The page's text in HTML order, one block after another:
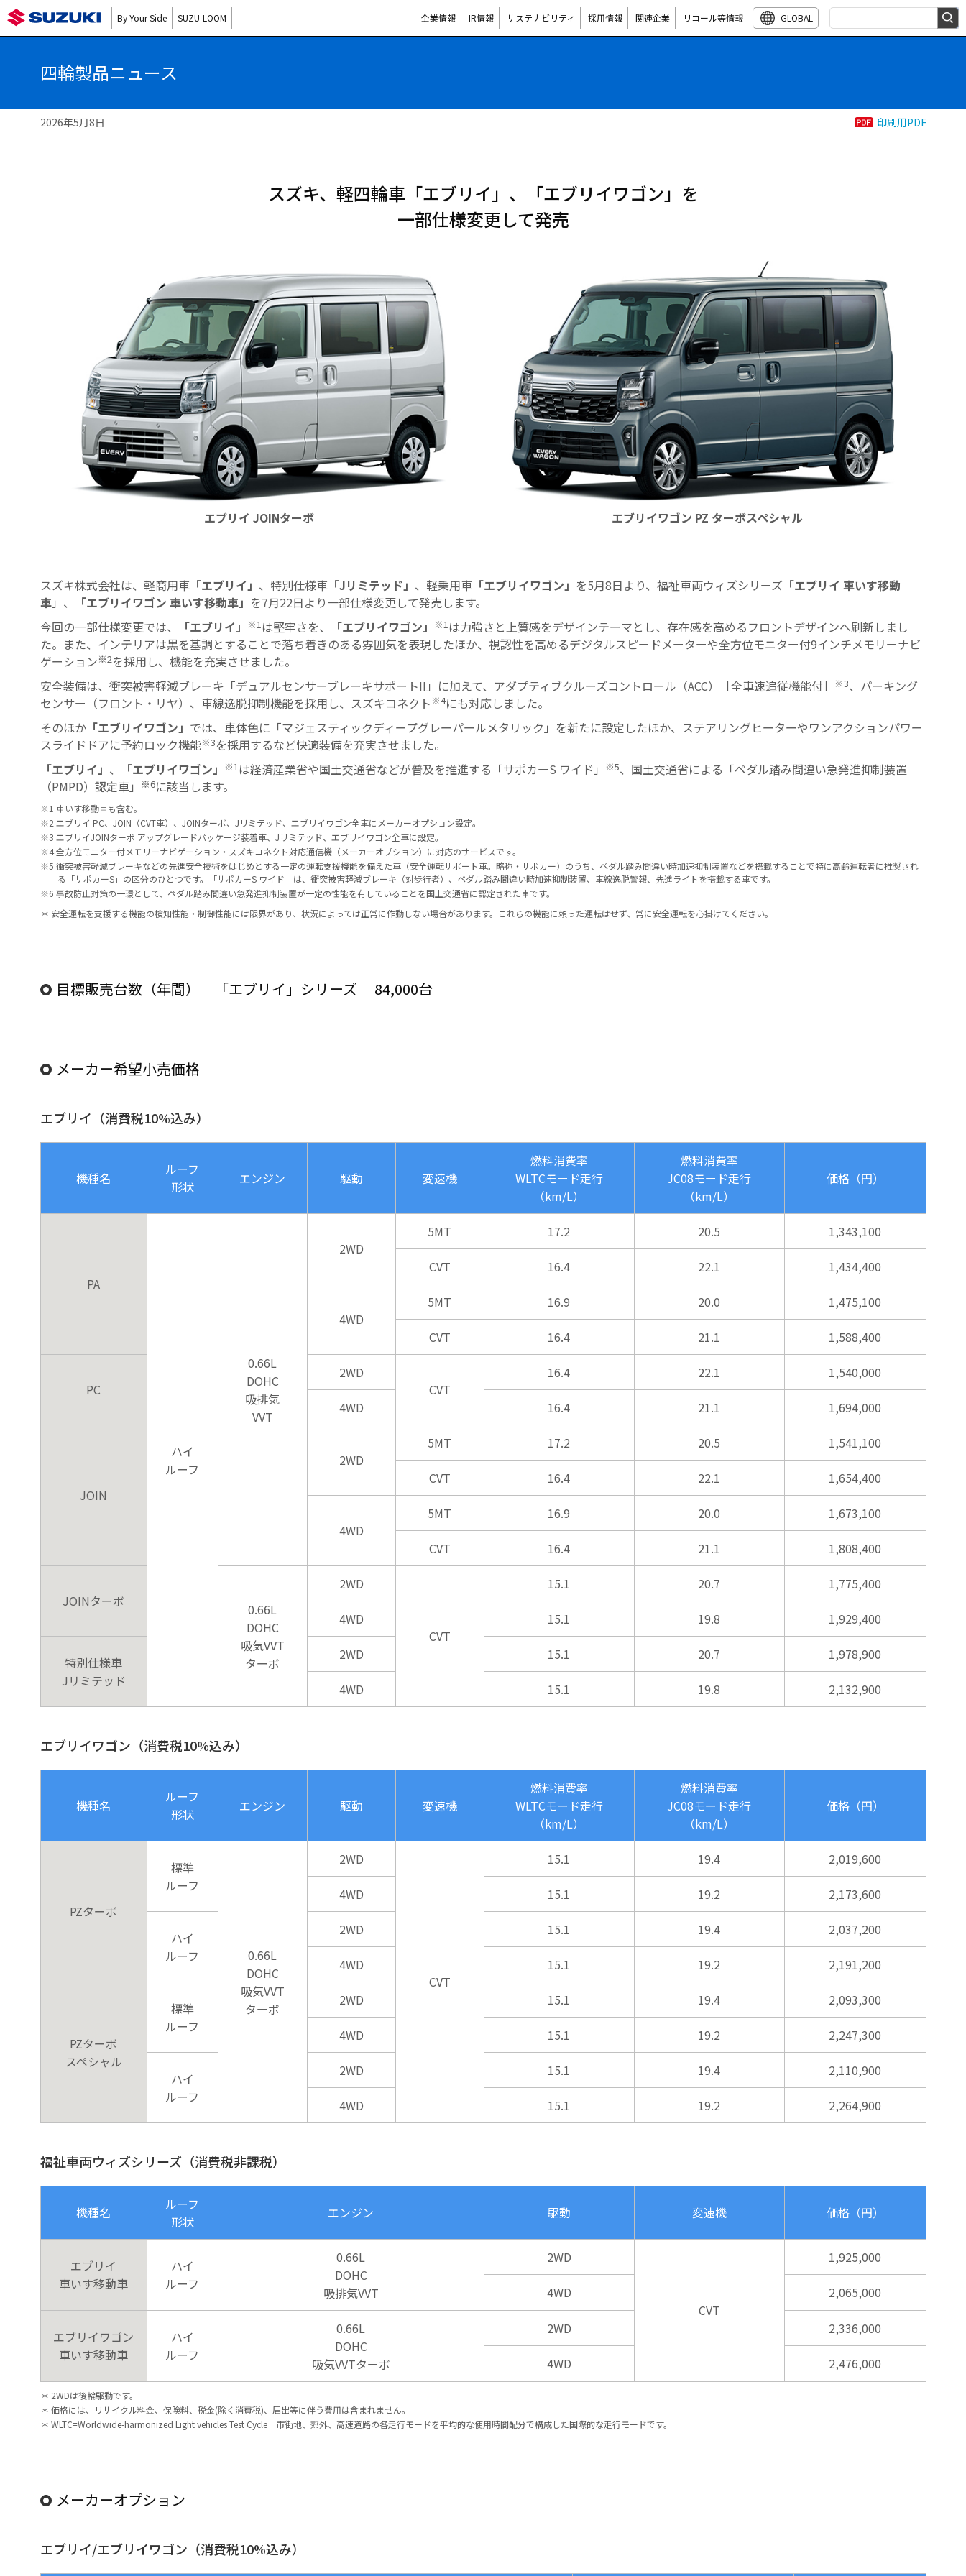
By Your Side SUZU-LOOM 企業情報 IR情報 サステナビリティ 採用情報 関連企業 リコール等情報 GLOBAL
四輪製品ニュース
2026年5月8日 印刷用PDF
スズキ、軽四輪車「エブリイ」、「エブリイワゴン」を
一部仕様変更して発売
エブリイ JOINターボ エブリイワゴン PZ ターボスペシャル
スズキ株式会社は、軽商用車「エブリイ」 、特別仕様車「Jリミテッド」 、軽乗用車「エブリイワゴン」 を5月8日より、福祉車両ウィズシリーズ 「エブリイ 車いす移動
車」、 「エブリイワゴン 車いす移動車」 を7月22日より一部仕様変更して発売します。
今回の一部仕様変更では、
「エブリイ」 ※1は堅牢さを、 「エブリイワゴン」 ※1は力強さと上質感をデザインテーマとし、存在感を高めるフロントデザインへ刷新しまし
た。また、インテリアは黒を基調とすることで落ち着きのある雰囲気を表現したほか、視認性を高めるデジタルスピードメーターや全方位モニター付9インチメモリーナビ
ゲーション※2を採用し、機能を充実させました。
安全装備は、衝突被害軽減ブレーキ「デュアルセンサーブレーキサポートII」に加えて、アダプティブクルーズコントロール（ACC）［全車速追従機能付］
※3、パーキング
センサー（フロント・リヤ）、車線逸脱抑制機能を採用し、スズキコネクト ※4にも対応しました。
そのほか「エブリイワゴン」 では、車体色に「マジェスティックディープグレーパールメタリック」を新たに設定したほか、ステアリングヒーターやワンアクションパワー
スライドドアに予約ロック機能※3を採用するなど快適装備を充実させました。
「エブリイ」 、 「エブリイワゴン」 ※1は経済産業省や国土交通省などが普及を推進する「サポカーS ワイド」 ※5、国土交通省による「ペダル踏み間違い急発進抑制装置
（PMPD）認定車」
※6に該当します。
※1 車いす移動車も含む。
※2 エブリイ PC、JOIN（CVT車）、JOINターボ、Jリミテッド、エブリイワゴン全車にメーカーオプション設定。
※3 エブリイJOINターボ アップグレードパッケージ装着車、Jリミテッド、エブリイワゴン全車に設定。
※4 全方位モニター付メモリーナビゲーション・スズキコネクト対応通信機（メーカーオプション）に対応のサービスです。
※5 衝突被害軽減ブレーキなどの先進安全技術をはじめとする一定の運転支援機能を備えた車（安全運転サポート車。略称・サポカー）のうち、ペダル踏み間違い時加速抑制装置などを搭載することで特に高齢運転者に推奨され
る「サポカーS」の区分のひとつです。「サポカーS ワイド」は、衝突被害軽減ブレーキ（対歩行者）、ペダル踏み間違い時加速抑制装置、車線逸脱警報、先進ライトを搭載する車です。
※6 事故防止対策の一環として、ペダル踏み間違い急発進抑制装置が一定の性能を有していることを国土交通省に認定された車です。
＊ 安全運転を支援する機能の検知性能・制御性能には限界があり、状況によっては正常に作動しない場合があります。これらの機能に頼った運転はせず、常に安全運転を心掛けてください。
目標販売台数（年間） 「エブリイ」シリーズ 84,000台
メーカー希望小売価格
エブリイ（消費税10%込み）
機種名
ルーフ
形状
エンジン 駆動 変速機
燃料消費率
WLTCモード走行
（km/L）
燃料消費率
JC08モード走行
（km/L）
価格（円）
PA
ハイ
ルーフ
0.66L
DOHC
吸排気
VVT
2WD
5MT 17.2 20.5 1,343,100
CVT 16.4 22.1 1,434,400
4WD
5MT 16.9 20.0 1,475,100
CVT 16.4 21.1 1,588,400
PC
2WD
CVT
16.4 22.1 1,540,000
4WD 16.4 21.1 1,694,000
JOIN
2WD
5MT 17.2 20.5 1,541,100
CVT 16.4 22.1 1,654,400
4WD
5MT 16.9 20.0 1,673,100
CVT 16.4 21.1 1,808,400
JOINターボ
0.66L
DOHC
吸気VVT
ターボ
2WD
CVT
15.1 20.7 1,775,400
4WD 15.1 19.8 1,929,400
特別仕様車
Jリミテッド
2WD 15.1 20.7 1,978,900
4WD 15.1 19.8 2,132,900
エブリイワゴン（消費税10%込み）
機種名
ルーフ
形状
エンジン 駆動 変速機
燃料消費率
WLTCモード走行
（km/L）
燃料消費率
JC08モード走行
（km/L）
価格（円）
PZターボ
標準
ルーフ
0.66L
DOHC
吸気VVT
ターボ
2WD
CVT
15.1 19.4 2,019,600
4WD 15.1 19.2 2,173,600
ハイ
ルーフ
2WD 15.1 19.4 2,037,200
4WD 15.1 19.2 2,191,200
PZターボ
スペシャル
標準
ルーフ
2WD 15.1 19.4 2,093,300
4WD 15.1 19.2 2,247,300
ハイ
ルーフ
2WD 15.1 19.4 2,110,900
4WD 15.1 19.2 2,264,900
福祉車両ウィズシリーズ（消費税非課税）
機種名
ルーフ
形状
エンジン 駆動 変速機 価格（円）
エブリイ
車いす移動車
ハイ
ルーフ
0.66L
DOHC
吸排気VVT
2WD
CVT
1,925,000
4WD 2,065,000
エブリイワゴン
車いす移動車
ハイ
ルーフ
0.66L
DOHC
吸気VVTターボ
2WD 2,336,000
4WD 2,476,000
＊ 2WDは後輪駆動です。
＊ 価格には、リサイクル料金、保険料、税金(除く消費税)、届出等に伴う費用は含まれません。
＊ WLTC=Worldwide-harmonized Light vehicles Test Cycle 市街地、郊外、高速道路の各走行モードを平均的な使用時間配分で構成した国際的な走行モードです。
メーカーオプション
エブリイ/エブリイワゴン（消費税10%込み）